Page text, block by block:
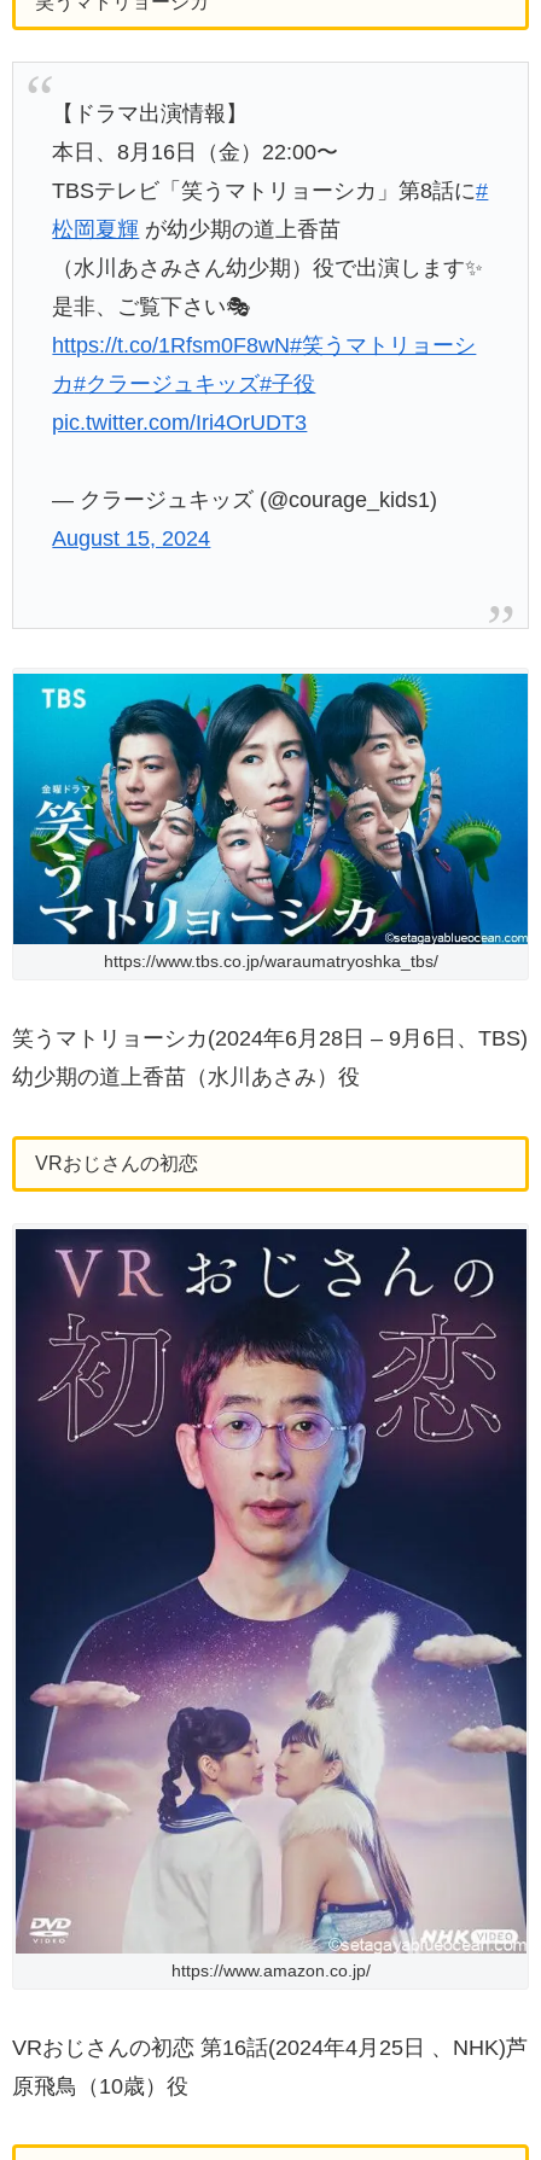
【ドラマ出演情報】
本日、8月16日（金）22:00〜
TBSテレビ「笑うマトリョーシカ」第8話に#
松岡夏輝 が幼少期の道上香苗
（水川あさみさん幼少期）役で出演します✨
是非、ご覧下さい🎭
https://t.co/1Rfsm0F8wN#笑うマトリョーシ
カ#クラージュキッズ#子役
pic.twitter.com/Iri4OrUDT3
— クラージュキッズ (@courage_kids1)
August 15, 2024
https://www.tbs.co.jp/waraumatryoshka_tbs/
笑うマトリョーシカ(2024年6月28日 – 9月6日、TBS)
幼少期の道上香苗（水川あさみ）役
VRおじさんの初恋
https://www.amazon.co.jp/
VRおじさんの初恋 第16話(2024年4月25日 、NHK)芦
原飛鳥（10歳）役